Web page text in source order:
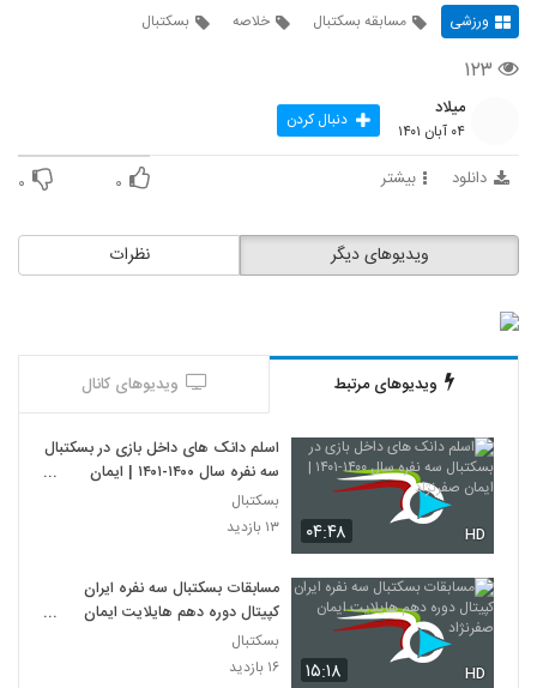
ورزشی مسابقه بسکتبال خلاصه بسکتبال
۱۲۳
میلاد
۰۴ آبان ۱۴۰۱ دنبال کردن
دانلود بیشتر ۰ ۰
نظرات ویدیوهای دیگر
ویدیوهای مرتبط ویدیوهای کانال
۰۴:۴۸ HD
اسلم دانک های داخل بازی در بسکتبال
سه نفره سال ۱۴۰۰-۱۴۰۱ | ایمان
صفرنژاد
بسکتبال
۱۳ بازدید
۱۵:۱۸ HD
مسابقات بسکتبال سه نفره ایران
کپیتال دوره دهم هایلایت ایمان
صفرنژاد
بسکتبال
۱۶ بازدید